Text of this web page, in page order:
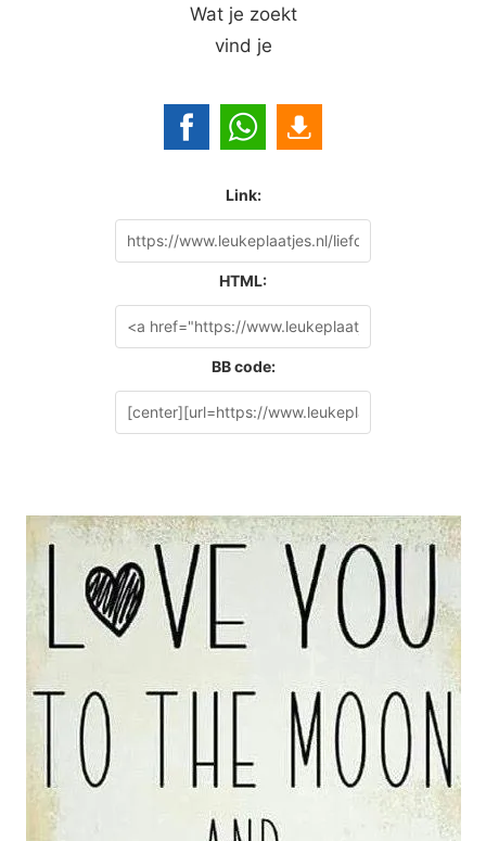
Wat je zoekt
vind je
Link:
HTML:
BB code: